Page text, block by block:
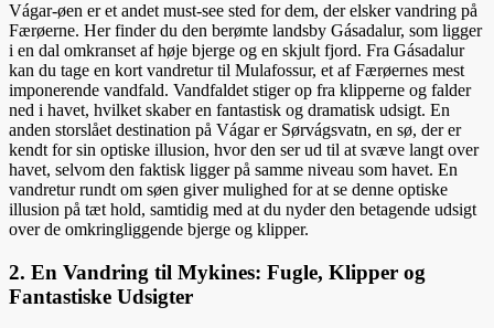
Vágar-øen er et andet must-see sted for dem, der elsker vandring på
Færøerne. Her finder du den berømte landsby Gásadalur, som ligger
i en dal omkranset af høje bjerge og en skjult fjord. Fra Gásadalur
kan du tage en kort vandretur til Mulafossur, et af Færøernes mest
imponerende vandfald. Vandfaldet stiger op fra klipperne og falder
ned i havet, hvilket skaber en fantastisk og dramatisk udsigt. En
anden storslået destination på Vágar er Sørvágsvatn, en sø, der er
kendt for sin optiske illusion, hvor den ser ud til at svæve langt over
havet, selvom den faktisk ligger på samme niveau som havet. En
vandretur rundt om søen giver mulighed for at se denne optiske
illusion på tæt hold, samtidig med at du nyder den betagende udsigt
over de omkringliggende bjerge og klipper.
2. En Vandring til Mykines: Fugle, Klipper og
Fantastiske Udsigter